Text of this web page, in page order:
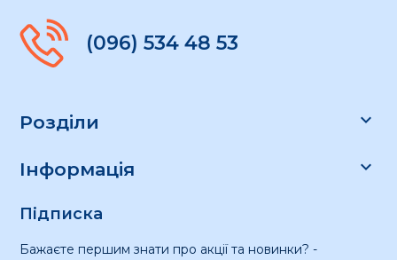
(096) 534 48 53
Розділи 
Інформація 
Підписка
Бажаєте першим знати про акції та новинки? -